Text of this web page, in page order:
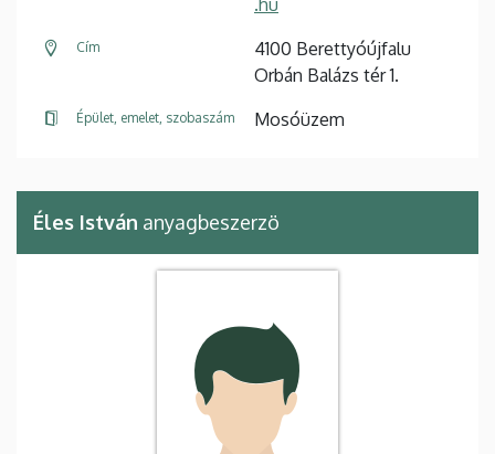
Cím
4100 Berettyóújfalu
Orbán Balázs tér 1.
Épület, emelet, szobaszám Mosóüzem
Éles István anyagbeszerzö